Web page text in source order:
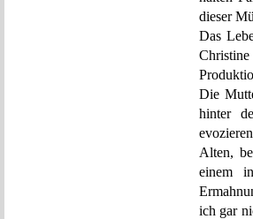
dieser
Das
Die
hinter
Alten,
einem
ich gar